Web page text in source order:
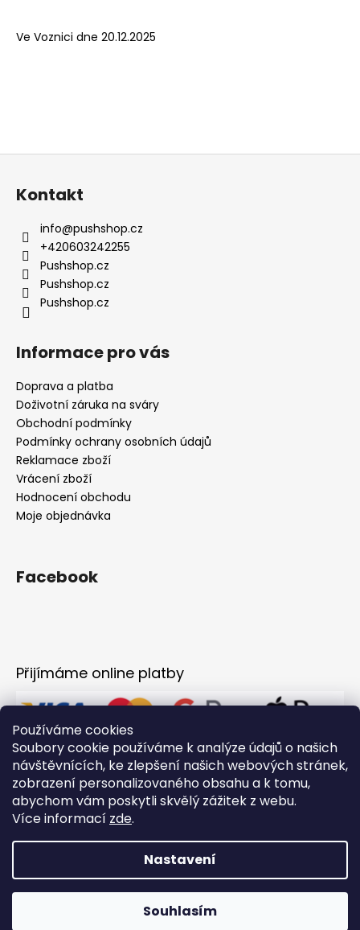
Používáme cookies
Soubory cookie používáme k analýze údajů o našich
návštěvnících, ke zlepšení našich webových stránek,
zobrazení personalizovaného obsahu a k tomu,
abychom vám poskytli skvělý zážitek z webu.
Více informací zde.
Nastavení
Souhlasím
Ve Voznici dne 20.12.2025
Kontakt
info@pushshop.cz
+420603242255
Pushshop.cz
Pushshop.cz
Pushshop.cz
Informace pro vás
Doprava a platba
Doživotní záruka na sváry
Obchodní podmínky
Podmínky ochrany osobních údajů
Reklamace zboží
Vrácení zboží
Hodnocení obchodu
Moje objednávka
Facebook
Přijímáme online platby
Vytvořil Shoptet
PUSHSHOP.cz. Všechna práva vyhrazena.